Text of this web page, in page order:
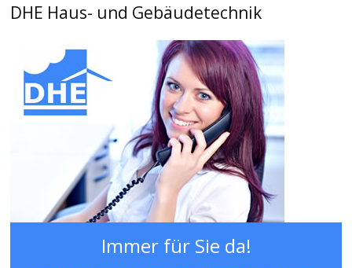
DHE Haus- und Gebäudetechnik
Immer für Sie da!